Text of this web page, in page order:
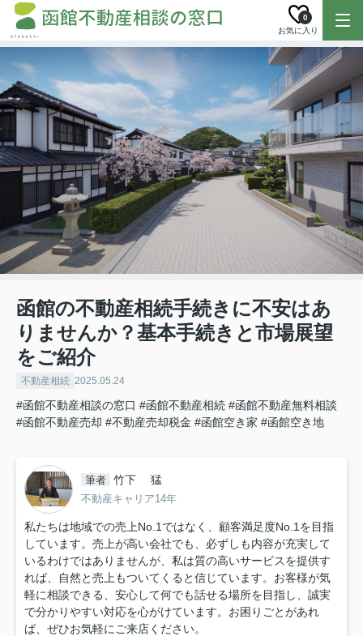
お気に入り
0
函館の不動産相続手続きに不安はあ
りませんか？基本手続きと市場展望
をご紹介
不動産相続 2025.05.24
#函館不動産相談の窓口 #函館不動産相続 #函館不動産無料相談
#函館不動産売却 #不動産売却税金 #函館空き家 #函館空き地
筆者 竹下 猛
不動産キャリア14年
私たちは地域での売上No.1ではなく、顧客満足度No.1を目指
しています。売上が高い会社でも、必ずしも内容が充実して
いるわけではありませんが、私は質の高いサービスを提供す
れば、自然と売上もついてくると信じています。お客様が気
軽に相談できる、安心して何でも話せる場所を目指し、誠実
で分かりやすい対応を心がけています。お困りごとがあれ
ば、ぜひお気軽にご来店ください。